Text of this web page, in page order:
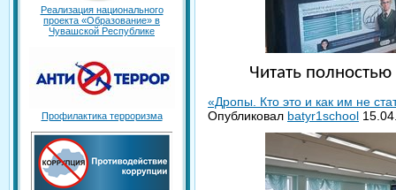
Реализация национального
проекта «Образование» в
Чувашской Республике
Профилактика терроризма
Читать полностью
«Дропы. Кто это и как им не
Опубликовал batyr1school